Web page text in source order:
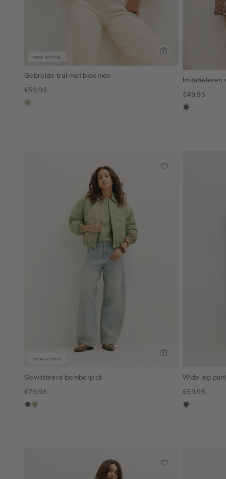
new arrival
Gebreide trui met bloemen
€59.95
lichtzand
Imitatieleren
€49.95
middenbruin
new arrival
Gewatteerd bomberjack
€79.95
middenbruin
lichtkhaki
Wide leg
€59.95
middenbruin